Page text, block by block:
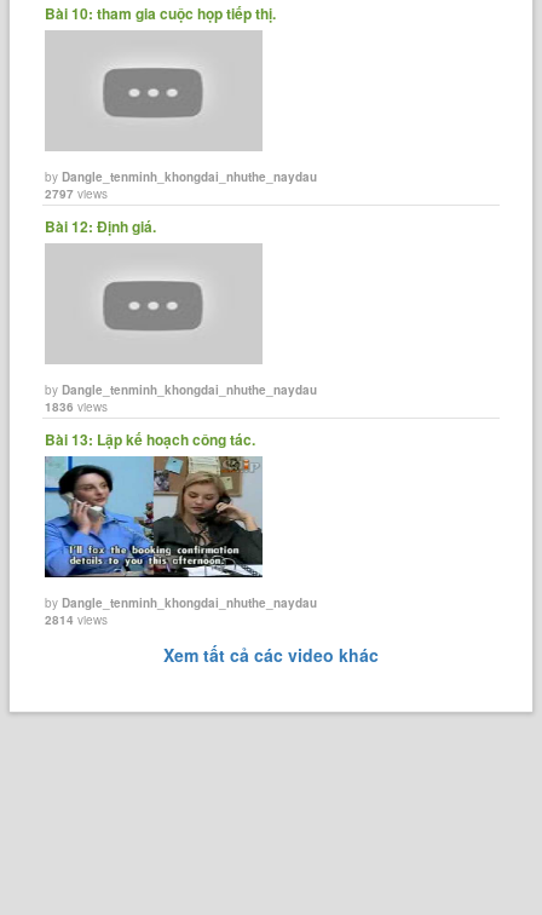
Bài 10: tham gia cuộc họp tiếp thị.
byDangle_tenminh_khongdai_nhuthe_naydau
2797 views
Bài 12: Định giá.
byDangle_tenminh_khongdai_nhuthe_naydau
1836 views
Bài 13: Lập kế hoạch công tác.
byDangle_tenminh_khongdai_nhuthe_naydau
2814 views
Xem tất cả các video khác